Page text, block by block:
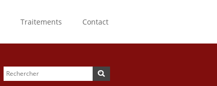
Traitements Contact
Formulaire de
Rechercher